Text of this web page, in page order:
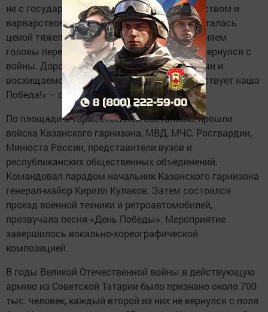
не с государствами и народами, а с бесчинством и
варварством нацизма. Великая Победа досталась
ценой тяжелейших потерь и утрат. Мы склоняем
головы перед светлой памятью тех, кто не вернулся с
войны. Дорогие ветераны, мы гордимся вами и
восхищаемся вашим мужеством. Да здравствует наша
Победа!» – сказал Президент РТ.
По площади в торжественной обстановке прошли
войска Казанского гарнизона, МВД, МЧС, Росгвардии,
Минюста России, представители вузов и
республиканских общественных объединений.
Командовал парадом начальник Казанского гарнизона
генерал-майор Кирилл Кулаков. Затем состоялся
проезд военной техники и ретроавтомобилей,
прозвучала песня «День Победы». Мероприятие
завершилось вокально-хореографической
композицией.
В годы Великой Отечественной войны в действующую
армию из Советской Татарии было признано около 700
тыс. человек, каждый второй из них не вернулся с поля